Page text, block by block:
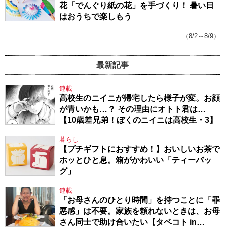
花「でんぐり紙の花」を手づくり！ 暑い日
はおうちで楽しもう
（8/2～8/9）
最新記事
連載
高校生のニイニが帰宅したら様子が変。お顔
が青いかも…？ その理由にオトト君は…
【10歳差兄弟！ぼくのニイニは高校生・3】
暮らし
【プチギフトにおすすめ！】おいしいお茶で
ホッとひと息。箱がかわいい「ティーバッ
グ」
連載
「お母さんのひとり時間」を持つことに「罪
悪感」は不要。家族を頼れないときは、お母
さん同士で助け合いたい【タベコト in